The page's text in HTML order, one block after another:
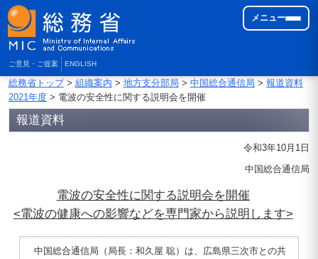
ご意見・ご提案 ENGLISH
メニュー
総務省トップ> 組織案内 > 地方支分部局 > 中国総合通信局 > 報道資料
2021年度> 電波の安全性に関する説明会を開催
報道資料
令和3年10月1日
中国総合通信局
電波の安全性に関する説明会を開催
<電波の健康への影響などを専門家から説明します>
中国総合通信局（局長：和久屋 聡）は、広島県三次市との共